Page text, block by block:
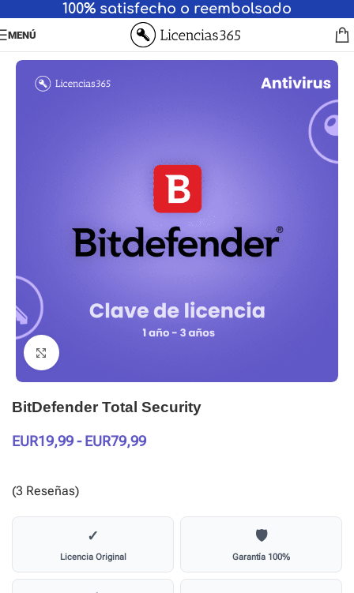
100% satisfecho o reembolsado
MENÚ
Haga clic para ampliar
BitDefender Total Security
EUR19,99- EUR79,99
(3 Reseñas)
✓
Licencia Original
🛡️
Garantía 100%